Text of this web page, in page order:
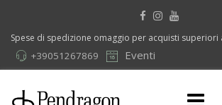
Spese di spedizione omaggio per acquisti superiori
Eventi
+39051267869